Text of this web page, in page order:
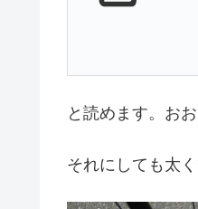
と読めます。お
それにしても太